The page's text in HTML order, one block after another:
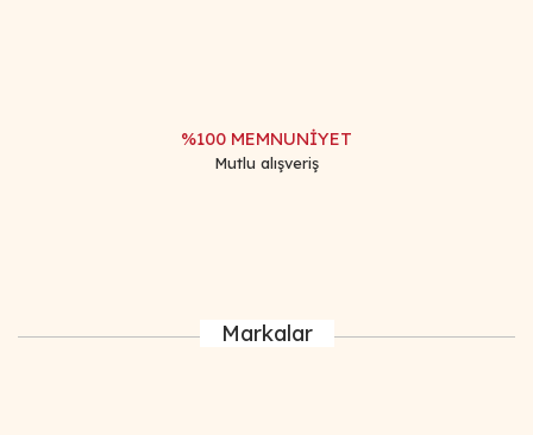
%100 MEMNUNİYET
Mutlu alışveriş
Markalar